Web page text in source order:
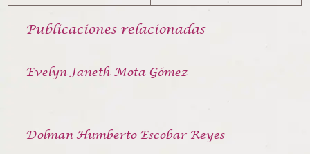
Publicaciones relacionadas
Evelyn Janeth Mota Gómez
Dolman Humberto Escobar Reyes